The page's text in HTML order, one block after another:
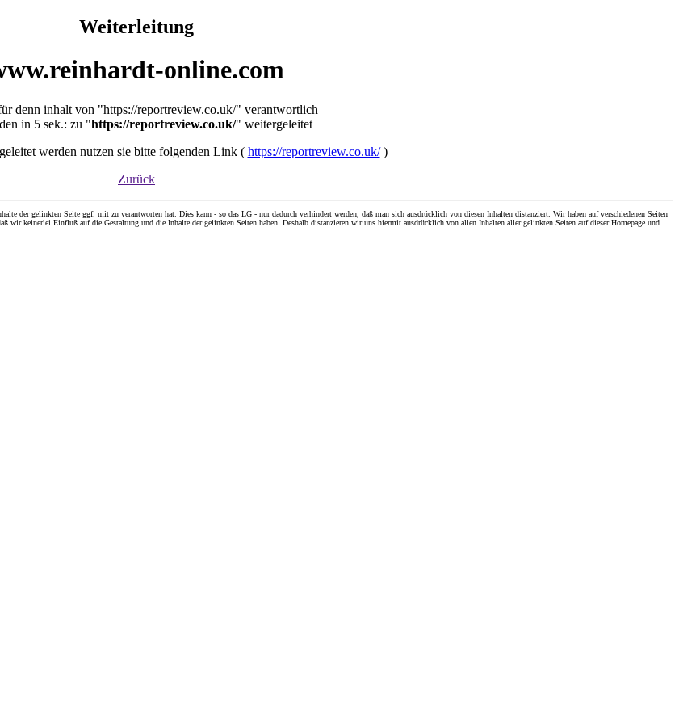
Weiterleitung
online.com
denn inhalt von "https://reportreview.co.uk/" verantwortlich
in 5 sek.: zu "https://reportreview.co.uk/" weitergeleitet
werden nutzen sie bitte folgenden Link ( https://reportreview.co.uk/)
Zurück
der gelinkten Seite ggf. mit zu verantworten hat. Dies kann - so das LG - nur dadurch verhindert werden, daß man sich ausdrücklich von diesen Inhalten distanziert. Wir haben auf verschiedenen Seiten
keinerlei Einfluß auf die Gestaltung und die Inhalte der gelinkten Seiten haben. Deshalb distanzieren wir uns hiermit ausdrücklich von allen Inhalten aller gelinkten Seiten auf dieser Homepage und